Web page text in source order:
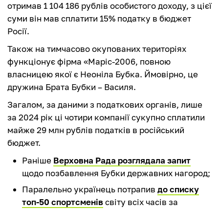
отримав 1 104 186 рублів особистого доходу, з цієї
суми він мав сплатити 15% податку в бюджет
Росії.
Також на тимчасово окупованих територіях
функціонує фірма «Маріс-2006, повною
власницею якої є Неоніла Бубка. Ймовірно, це
дружина Брата Бубки – Василя.
Загалом, за даними з податкових органів, лише
за 2024 рік ці чотири компанії сукупно сплатили
майже 29 млн рублів податків в російський
бюджет.
Раніше Верховна Рада розглядала запит
щодо позбавлення Бубки державних нагород;
Паралельно українець потрапив до списку
топ-50 спортсменівсвіту всіх часів за